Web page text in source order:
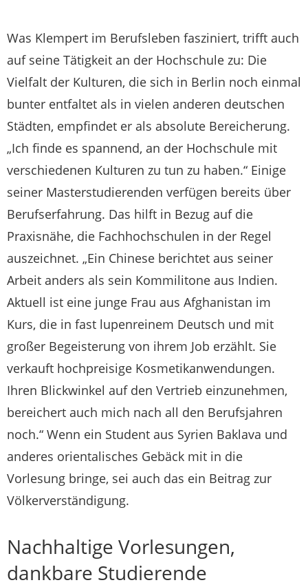
Was Klempert im Berufsleben fasziniert, trifft auch
auf seine Tätigkeit an der Hochschule zu: Die
Vielfalt der Kulturen, die sich in Berlin noch einmal
bunter entfaltet als in vielen anderen deutschen
Städten, empfindet er als absolute Bereicherung.
„Ich finde es spannend, an der Hochschule mit
verschiedenen Kulturen zu tun zu haben.“ Einige
seiner Masterstudierenden verfügen bereits über
Berufserfahrung. Das hilft in Bezug auf die
Praxisnähe, die Fachhochschulen in der Regel
auszeichnet. „Ein Chinese berichtet aus seiner
Arbeit anders als sein Kommilitone aus Indien.
Aktuell ist eine junge Frau aus Afghanistan im
Kurs, die in fast lupenreinem Deutsch und mit
großer Begeisterung von ihrem Job erzählt. Sie
verkauft hochpreisige Kosmetikanwendungen.
Ihren Blickwinkel auf den Vertrieb einzunehmen,
bereichert auch mich nach all den Berufsjahren
noch.“ Wenn ein Student aus Syrien Baklava und
anderes orientalisches Gebäck mit in die
Vorlesung bringe, sei auch das ein Beitrag zur
Völkerverständigung.
Nachhaltige Vorlesungen,
dankbare Studierende